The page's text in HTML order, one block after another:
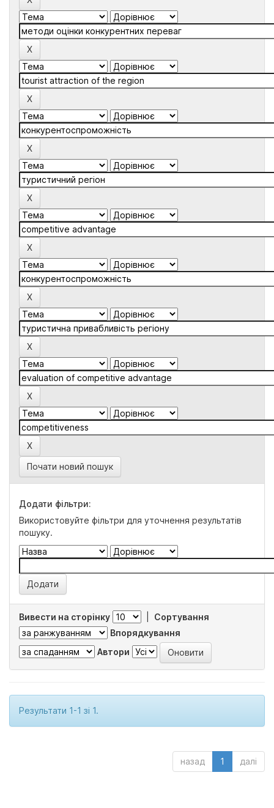
Почати новий пошук
Додати фільтри:
Використовуйте фільтри для уточнення результатів
пошуку.
Вивести на сторінку
Сортування
Впорядкування
Автори
Результати 1-1 зі 1.
назад 1 далі